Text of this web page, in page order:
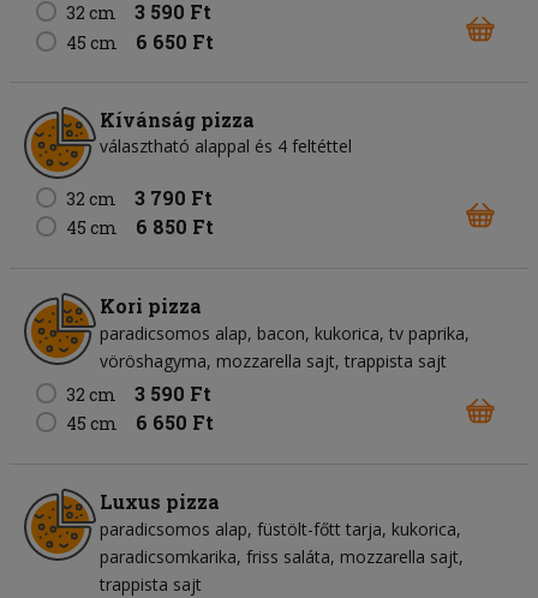
32 cm 3 590 Ft
45 cm 6 650 Ft
Kívánság pizza
választható alappal és 4 feltéttel
32 cm 3 790 Ft
45 cm 6 850 Ft
Kori pizza
paradicsomos alap bacon kukorica tv paprika
vöröshagyma mozzarella sajt trappista sajt
32 cm
3 590 Ft
45 cm 6 650 Ft
Luxus pizza
paradicsomos alap füstölt-főtt tarja kukorica
paradicsomkarika friss saláta mozzarella sajt
trappista sajt